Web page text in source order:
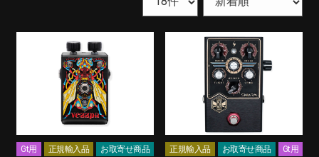
Gt用 正規輸入品 お取寄せ商品 正規輸入品 お取寄せ商品
Gt用